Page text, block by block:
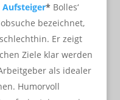
Aufsteiger* Bolles‘
bezeichnet,
Er zeigt
Ziele klar werden
als idealer
Humorvoll